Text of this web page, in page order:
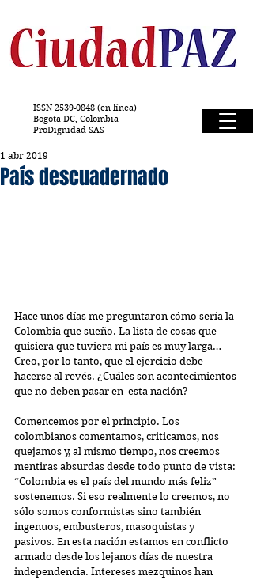
ISSN 2539-0848 (en línea)
Bogotá DC, Colombia
ProDignidad SAS
País descuadernado
1 abr 2019
Hace unos días me preguntaron cómo sería la
Colombia que sueño. La lista de cosas que
quisiera que tuviera mi país es muy larga…
Creo, por lo tanto, que el ejercicio debe
hacerse al revés. ¿Cuáles son acontecimientos
que no deben pasar en  esta nación?
Comencemos por el principio. Los
colombianos comentamos, criticamos, nos
quejamos y, al mismo tiempo, nos creemos
mentiras absurdas desde todo punto de vista:
“Colombia es el país del mundo más feliz”
sostenemos. Si eso realmente lo creemos, no
sólo somos conformistas sino también
ingenuos, embusteros, masoquistas y
pasivos. En esta nación estamos en conflicto
armado desde los lejanos días de nuestra
independencia. Intereses mezquinos han